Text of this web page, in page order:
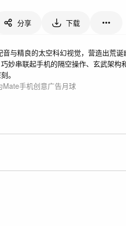
分享 下载
与精良的太空科幻视觉，营造出荒
串联起手机的隔空操作、玄武架构
。
Mate手机创意广告月球